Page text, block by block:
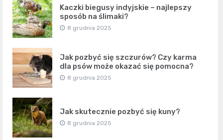
Kaczki biegusy indyjskie – najlepszy
sposób na ślimaki?
8 grudnia 2025
Jak pozbyć się szczurów? Czy karma
dla psów może okazać się pomocna?
8 grudnia 2025
Jak skutecznie pozbyć się kuny?
8 grudnia 2025